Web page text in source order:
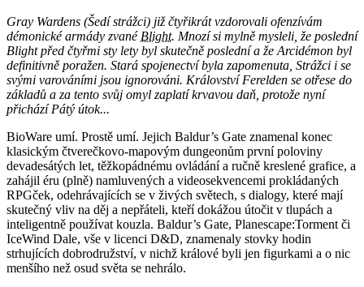
Gray Wardens (Šedí strážci) již čtyřikrát vzdorovali ofenzívám
démonické armády zvané Blight. Mnozí si mylně mysleli, že poslední
Blight před čtyřmi sty lety byl skutečně poslední a že Arcidémon byl
definitivně poražen. Stará spojenectví byla zapomenuta, Strážci i se
svými varováními jsou ignorováni. Království Ferelden se otřese do
základů a za tento svůj omyl zaplatí krvavou daň, protože nyní
přichází Pátý útok...
BioWare umí. Prostě umí. Jejich Baldur’s Gate znamenal konec
klasickým čtverečkovo-mapovým dungeonům první poloviny
devadesátých let, těžkopádnému ovládání a ručně kreslené grafice, a
zahájil éru (plně) namluvených a videosekvencemi prokládaných
RPGček, odehrávajících se v živých světech, s dialogy, které mají
skutečný vliv na děj a nepřáteli, kteří dokážou útočit v tlupách a
inteligentně používat kouzla. Baldur’s Gate, Planescape:Torment či
IceWind Dale, vše v licenci D&D, znamenaly stovky hodin
strhujících dobrodružství, v nichž králové byli jen figurkami a o nic
menšího než osud světa se nehrálo.